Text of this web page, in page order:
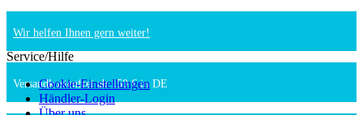
Wir helfen Ihnen gern weiter!
Versandkostenfrei ab 150 € in DE
Service/Hilfe
Cookie-Einstellungen
Händler-Login